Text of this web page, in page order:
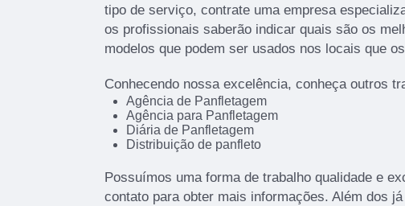
tipo de serviço, contrate uma empresa
os profissionais saberão indicar quais são os
modelos que podem ser usados nos locais que
Conhecendo nossa excelência, conheça outros
Agência de Panfletagem
Agência para Panfletagem
Diária de Panfletagem
Distribuição de panfleto
Possuímos uma forma de trabalho qualidade e
contato para obter mais informações. Além dos